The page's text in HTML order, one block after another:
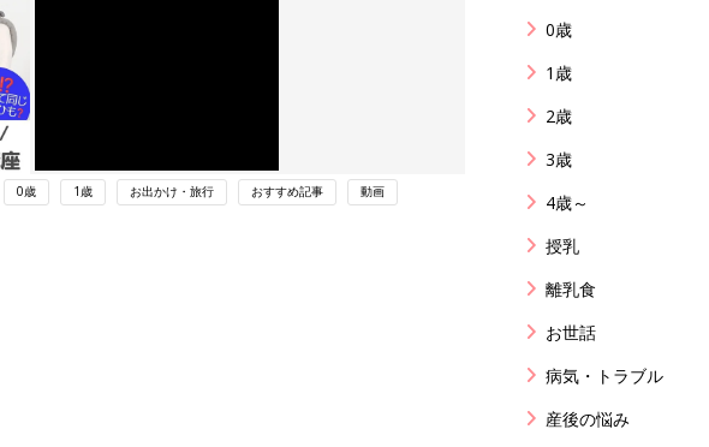
0歳 1歳 お出かけ・旅行 おすすめ記事 動画
0歳
1歳
2歳
3歳
4歳～
授乳
離乳食
お世話
病気・トラブル
産後の悩み